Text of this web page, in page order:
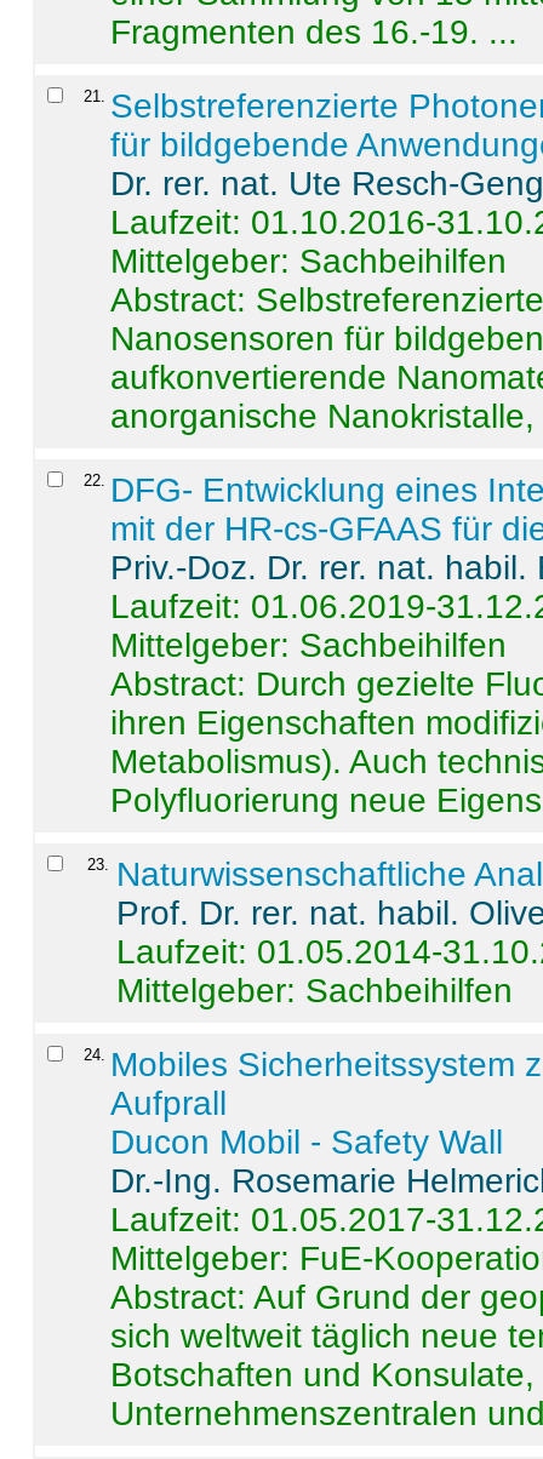
Fragmenten des 16.-19. ...
21
Selbstreferenzierte
für bildgebende
Dr. rer. nat. Ute Resch-
Laufzeit: 01.10.2016-
Mittelgeber: Sachbeihilfen
Abstract:
Nanosensoren für
aufkonvertierende
anorganische
22
DFG- Entwicklung eines
mit der HR-cs-GFAAS für
Priv.-Doz. Dr. rer. nat.
Laufzeit: 01.06.2019-
Mittelgeber: Sachbeihilfen
Abstract: Durch gezielte
ihren Eigenschaften
Metabolismus). Auch
Polyfluorierung neue
23. Naturwissenschaftliche
Prof. Dr. rer. nat. habil.
Laufzeit: 01.05.2014-
Mittelgeber: Sachbeihilfen
24. Mobiles Sicherheitssystem
Aufprall
Ducon Mobil - Safety Wall
Dr.-Ing. Rosemarie
Laufzeit: 01.05.2017-
Mittelgeber: FuE-
Abstract:Auf Grund der
sich weltweit täglich neue
Botschaften und
Unternehmenszentralen